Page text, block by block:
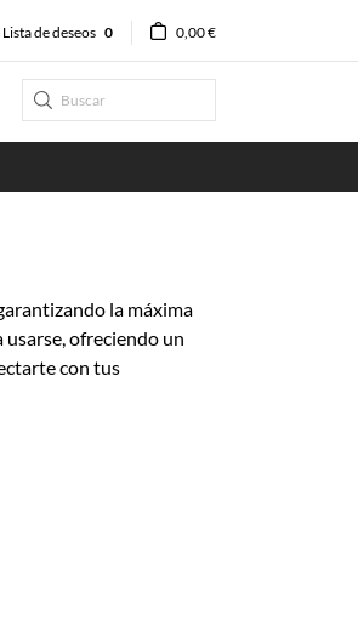
Lista de deseos 0 0,00 €
la máxima
ofreciendo un
con tus